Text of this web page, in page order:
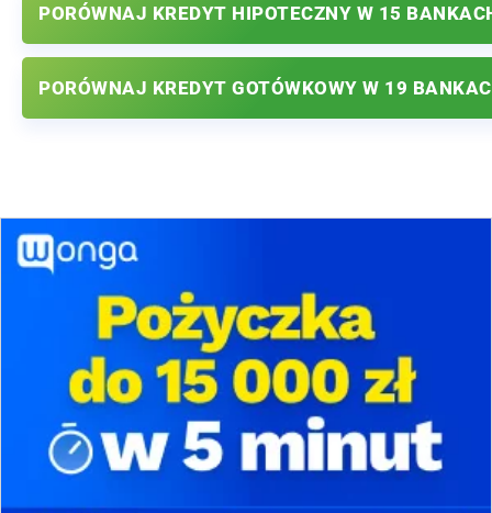
PORÓWNAJ KREDYT HIPOTECZNY W 15
PORÓWNAJ KREDYT GOTÓWKOWY W 19